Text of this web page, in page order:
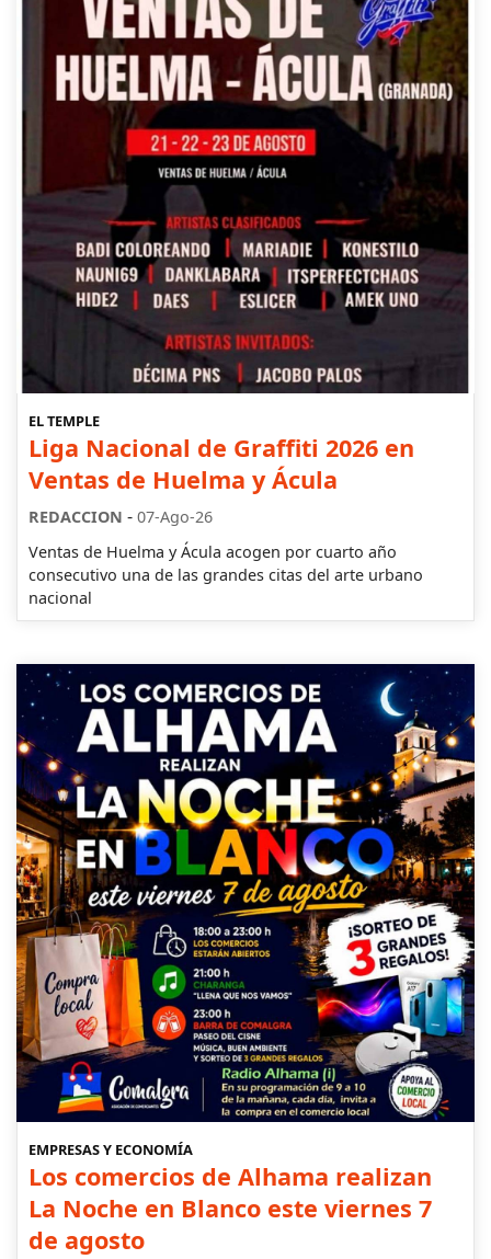
EL TEMPLE
Liga Nacional de Graffiti 2026 en
Ventas de Huelma y Ácula
REDACCION - 07-Ago-26
Ventas de Huelma y Ácula acogen por cuarto año
consecutivo una de las grandes citas del arte urbano
nacional
EMPRESAS Y ECONOMÍA
Los comercios de Alhama realizan
La Noche en Blanco este viernes 7
de agosto